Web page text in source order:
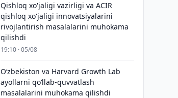
Qishloq xo'jaligi vazirligi va ACIR
qishloq xo'jaligi innovatsiyalarini
rivojlantirish masalalarini muhokama
qilishdi
19:10 · 05/08
Oʻzbekiston va Harvard Growth Lab
ayollarni qoʻllab-quvvatlash
masalalarini muhokama qilishdi